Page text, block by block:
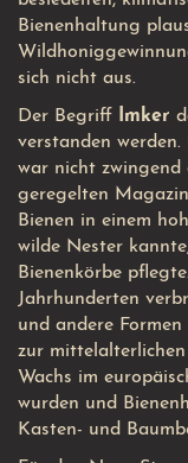
Bienenhaltung
sich nicht aus.
Der Begriff
Imker
verstanden
war nicht zwingend
geregelten
Bienen in einem
wilde Nester
Bienenkörbe
Jahrhunderten
und andere
zur
Wachs im
wurden und
Kasten- und